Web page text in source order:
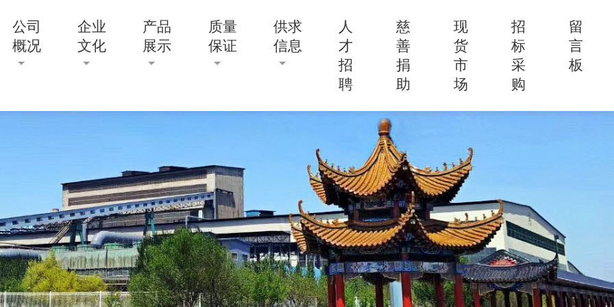
公司
概况
企业
文化
产品
展示
质量
保证
供求
信息
人
才
招
聘
慈
善
捐
助
现
货
市
场
招
标
采
购
留
言
板